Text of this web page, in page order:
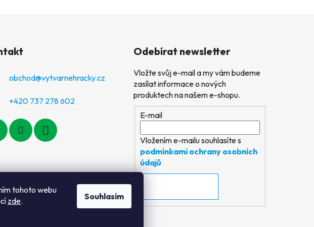
tohoto webu
zde. Souhlasím
obchod@vytvarnehracky.cz
+420 737 278 602
Odebírat newsletter
Vložte svůj e-mail a my vám budeme
zasílat informace o nových
produktech na našem e-shopu.
E-mail
Vložením e-mailu souhlasíte s
podmínkami ochrany osobních
údajů